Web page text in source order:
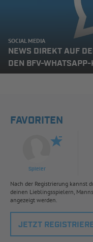
SOCIAL MEDIA
NEWS DIREKT AUF
DEN BFV-
FAVORITEN
Spieler
Nach der Registrierung kannst
deinen Lieblingsspielern,
angezeigt werden.
JETZT